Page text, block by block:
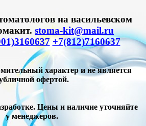
на васильевском
stoma-kit@mail.ru
+7(812)7160637
характер и не является
офертой.
Цены и наличие уточняйте
у менеджеров.